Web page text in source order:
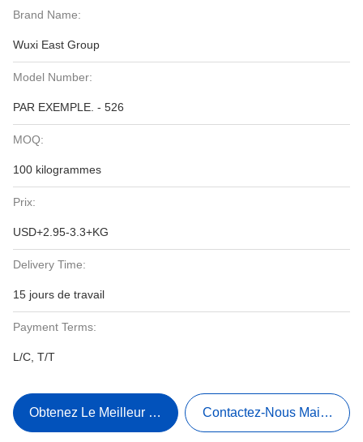
Brand Name:
Wuxi East Group
Model Number:
PAR EXEMPLE. - 526
MOQ:
100 kilogrammes
Prix:
USD+2.95-3.3+KG
Delivery Time:
15 jours de travail
Payment Terms:
L/C, T/T
Obtenez Le Meilleur Prix Contactez-Nous Maintenant